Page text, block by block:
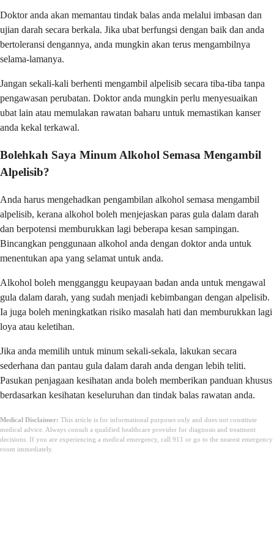
Doktor anda akan memantau tindak balas anda melalui imbasan dan
ujian darah secara berkala. Jika ubat berfungsi dengan baik dan anda
bertoleransi dengannya, anda mungkin akan terus mengambilnya
selama-lamanya.
Jangan sekali-kali berhenti mengambil alpelisib secara tiba-tiba tanpa
pengawasan perubatan. Doktor anda mungkin perlu menyesuaikan
ubat lain atau memulakan rawatan baharu untuk memastikan kanser
anda kekal terkawal.
Bolehkah Saya Minum Alkohol Semasa Mengambil
Alpelisib?
Anda harus mengehadkan pengambilan alkohol semasa mengambil
alpelisib, kerana alkohol boleh menjejaskan paras gula dalam darah
dan berpotensi memburukkan lagi beberapa kesan sampingan.
Bincangkan penggunaan alkohol anda dengan doktor anda untuk
menentukan apa yang selamat untuk anda.
Alkohol boleh mengganggu keupayaan badan anda untuk mengawal
gula dalam darah, yang sudah menjadi kebimbangan dengan alpelisib.
Ia juga boleh meningkatkan risiko masalah hati dan memburukkan lagi
loya atau keletihan.
Jika anda memilih untuk minum sekali-sekala, lakukan secara
sederhana dan pantau gula dalam darah anda dengan lebih teliti.
Pasukan penjagaan kesihatan anda boleh memberikan panduan khusus
berdasarkan kesihatan keseluruhan dan tindak balas rawatan anda.
Medical Disclaimer: This article is for informational purposes only and does not constitute
medical advice. Always consult a qualified healthcare provider for diagnosis and treatment
decisions. If you are experiencing a medical emergency, call 911 or go to the nearest emergency
room immediately.